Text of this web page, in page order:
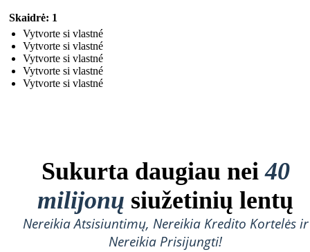
Skaidrė: 1
Vytvorte si vlastné
Vytvorte si vlastné
Vytvorte si vlastné
Vytvorte si vlastné
Vytvorte si vlastné
Sukurta daugiau nei40
milijonų siužetinių lentų
Nereikia Atsisiuntimų, Nereikia Kredito Kortelės ir
Nereikia Prisijungti!